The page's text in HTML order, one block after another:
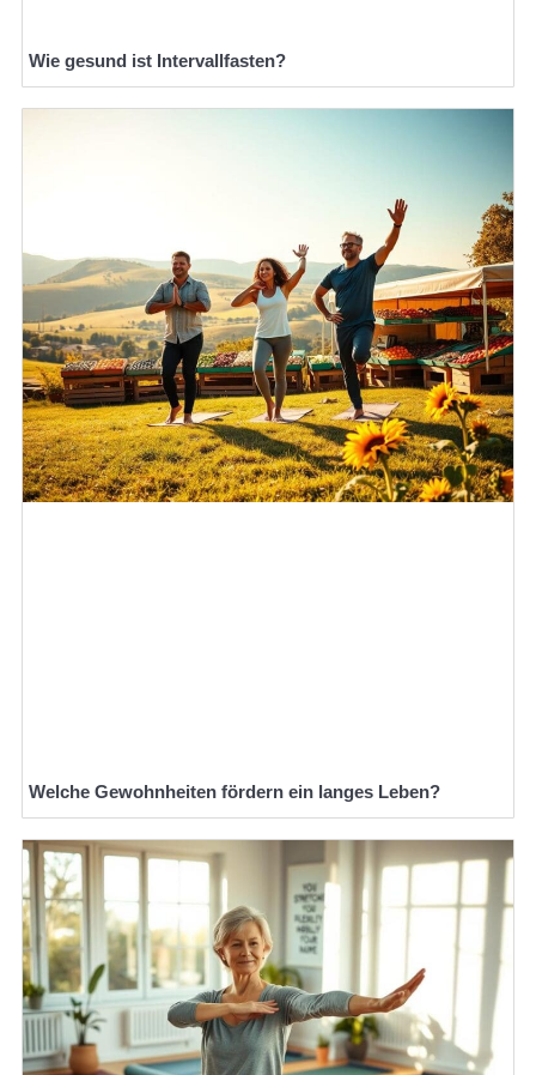
Wie gesund ist Intervallfasten?
Welche Gewohnheiten fördern ein langes Leben?